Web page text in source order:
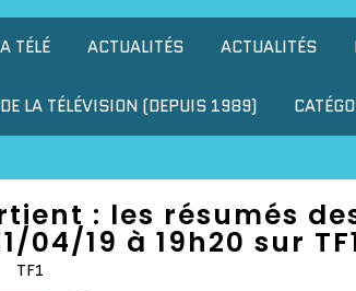
TÉLÉ ACTUALITÉS ACTUALITÉS
LA TÉLÉVISION (DEPUIS 1989)
: les résumés
04/19 à 19h20 sur
TF1